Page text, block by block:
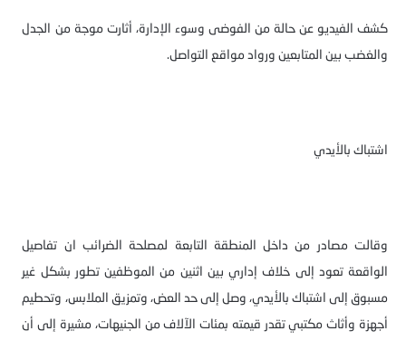
كشف الفيديو عن حالة من الفوضى وسوء الإدارة، أثارت موجة من الجدل
والغضب بين المتابعين ورواد مواقع التواصل.
اشتباك بالأيدي
وقالت مصادر من داخل المنطقة التابعة لمصلحة الضرائب ان تفاصيل
الواقعة تعود إلى خلاف إداري بين اثنين من الموظفين تطور بشكل غير
مسبوق إلى اشتباك بالأيدي، وصل إلى حد العض، وتمزيق الملابس، وتحطيم
أجهزة وأثاث مكتبي تقدر قيمته بمئات الآلاف من الجنيهات، مشيرة إلى أن